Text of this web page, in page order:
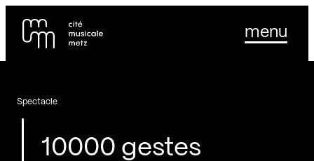
Se rendre au
Contenu principal
menu
10000 gestes
Spectacle